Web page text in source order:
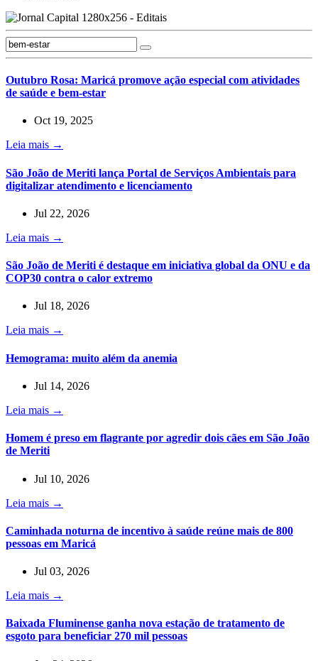
Outubro Rosa: Maricá promove ação especial com atividades
de saúde e bem-estar
Oct 19, 2025
Leia mais →
São João de Meriti lança Portal de Serviços Ambientais para
digitalizar atendimento e licenciamento
Jul 22, 2026
Leia mais →
São João de Meriti é destaque em iniciativa global da ONU e da
COP30 contra o calor extremo
Jul 18, 2026
Leia mais →
Hemograma: muito além da anemia
Jul 14, 2026
Leia mais →
Homem é preso em flagrante por agredir dois cães em São João
de Meriti
Jul 10, 2026
Leia mais →
Caminhada noturna de incentivo à saúde reúne mais de 800
pessoas em Maricá
Jul 03, 2026
Leia mais →
Baixada Fluminense ganha nova estação de tratamento de
esgoto para beneficiar 270 mil pessoas